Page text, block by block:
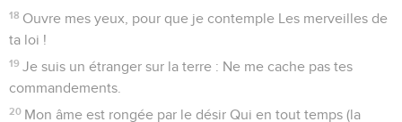
18 Ouvre mes yeux, pour que je contemple Les merveilles de
ta loi !
19 Je suis un étranger sur la terre : Ne me cache pas tes
commandements.
20 Mon âme est rongée par le désir Qui en tout temps (la